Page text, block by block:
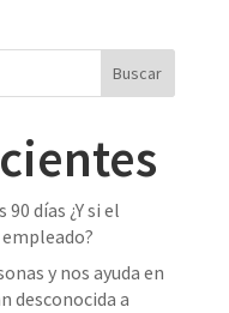
días ¿Y si el
y nos ayuda en
desconocida a